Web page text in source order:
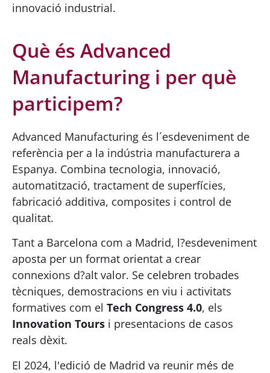
innovació industrial.
Què és Advanced
Manufacturing i per què
participem?
Advanced Manufacturing és l´esdeveniment de
referència per a la indústria manufacturera a
Espanya. Combina tecnologia, innovació,
automatització, tractament de superfícies,
fabricació additiva, composites i control de
qualitat.
Tant a Barcelona com a Madrid, l?esdeveniment
aposta per un format orientat a crear
connexions d?alt valor. Se celebren trobades
tècniques, demostracions en viu i activitats
formatives com el Tech Congress 4.0, els
Innovation Tours i presentacions de casos
reals dèxit.
El 2024, l'edició de Madrid va reunir més de